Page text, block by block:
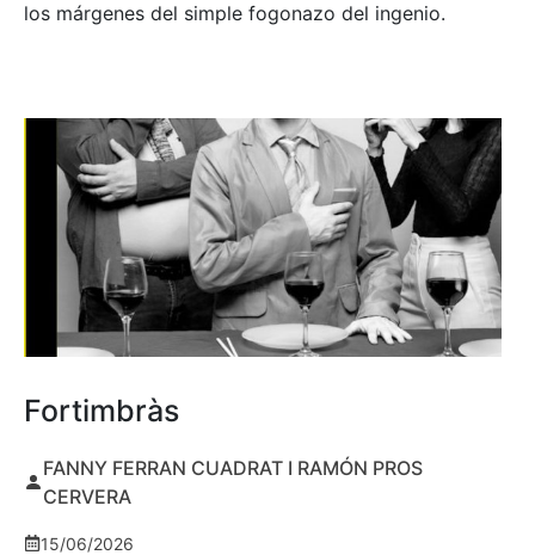
los márgenes del simple fogonazo del ingenio.
Fortimbràs
FANNY FERRAN CUADRAT I RAMÓN PROS
CERVERA
15/06/2026